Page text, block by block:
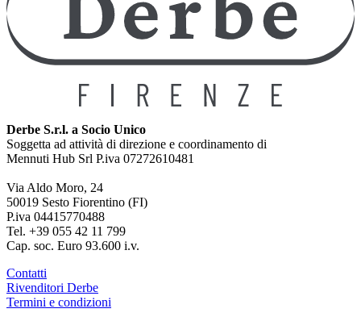
Derbe S.r.l. a Socio Unico
Soggetta ad attività di direzione e coordinamento di
Mennuti Hub Srl P.iva 07272610481
Via Aldo Moro, 24
50019 Sesto Fiorentino (FI)
P.iva 04415770488
Tel. +39 055 42 11 799
Cap. soc. Euro 93.600 i.v.
Contatti
Rivenditori Derbe
Termini e condizioni